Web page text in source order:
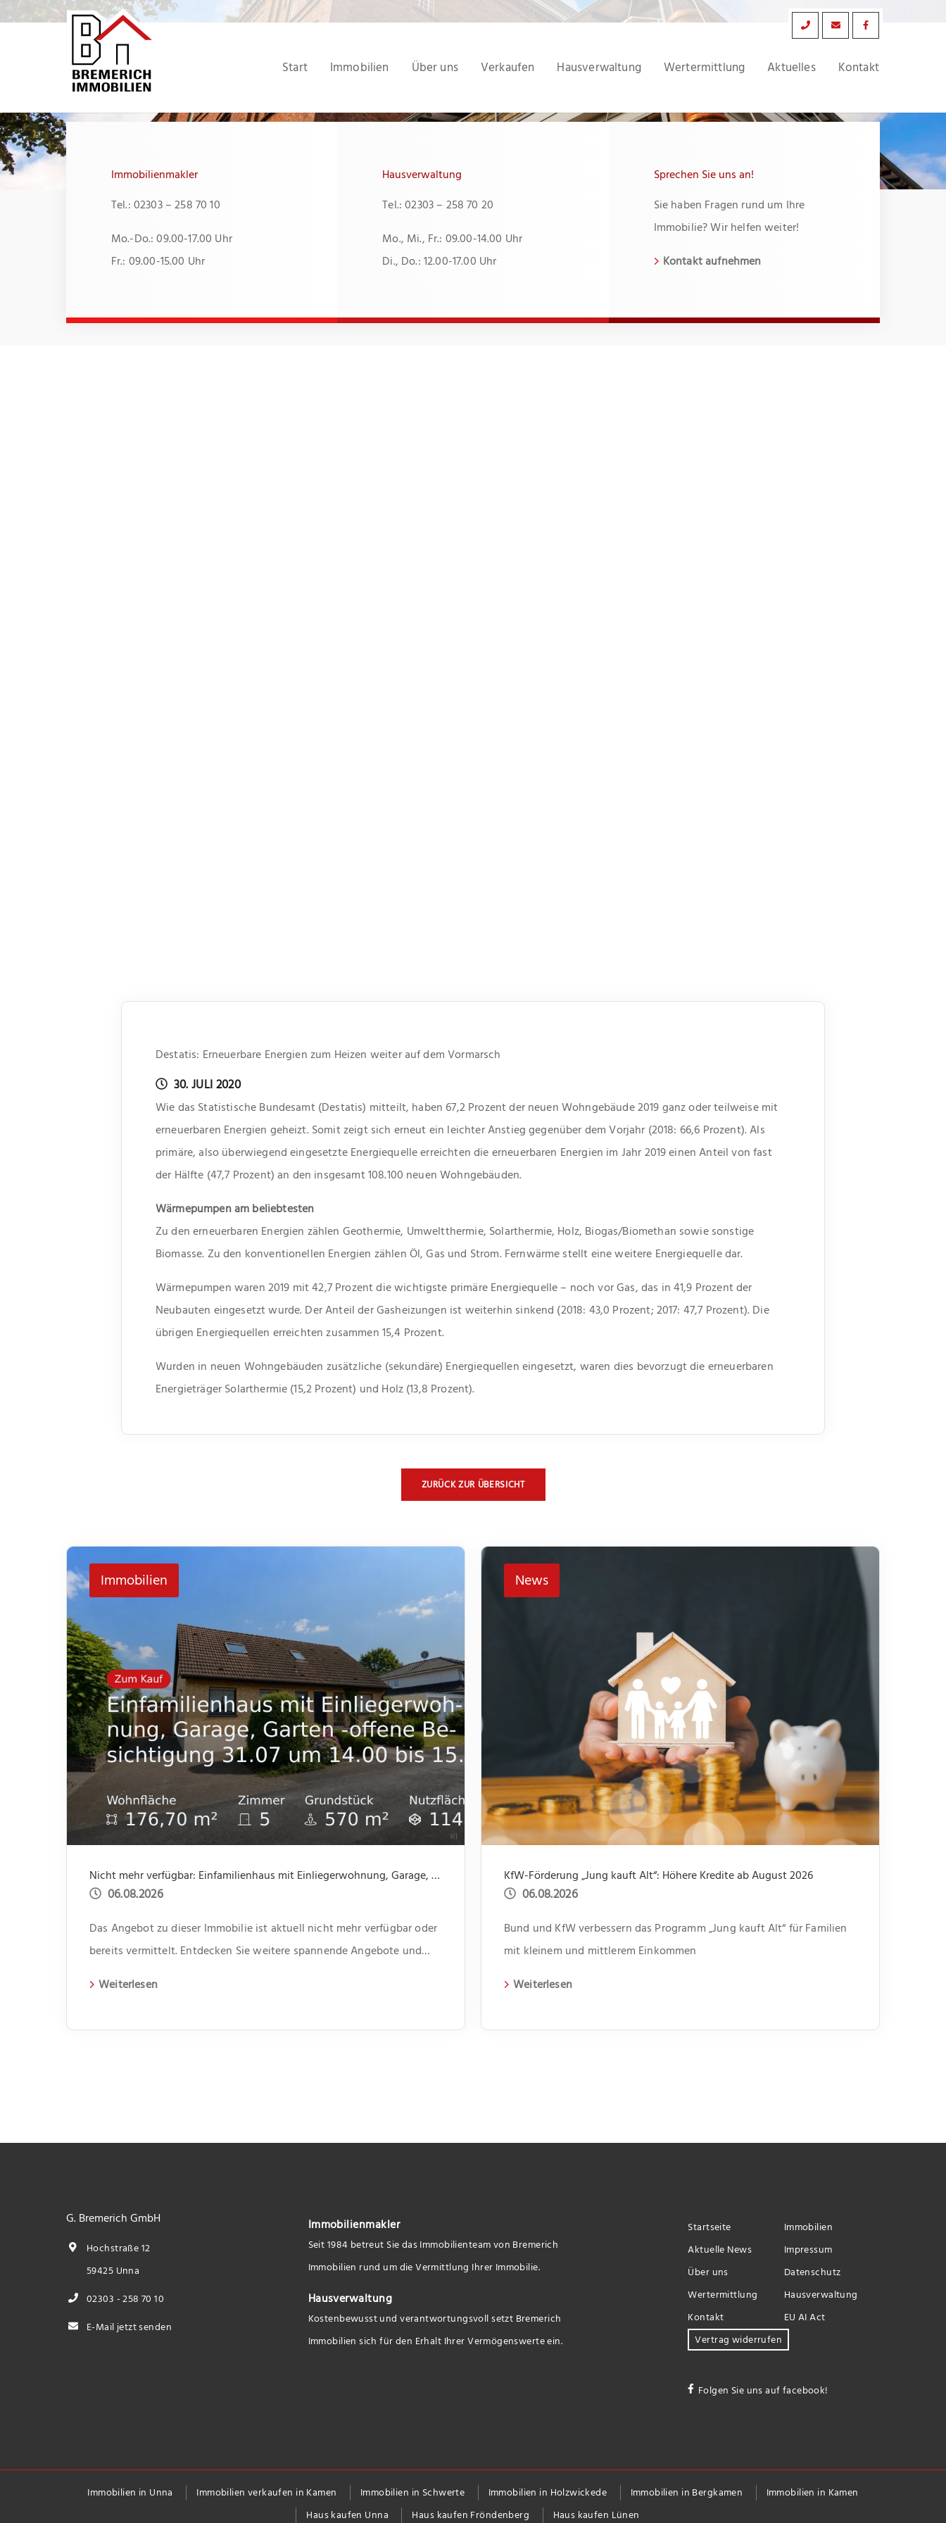
Zum
Start Immobilien Über uns Verkaufen Hausverwaltung Wertermittlung Aktuelles Kontakt
Immobilienmakler
Tel.: 02303 – 258 70 10
Mo.-Do.: 09.00-17.00 Uhr
Fr.: 09.00-15.00 Uhr
Hausverwaltung
Tel.: 02303 – 258 70 20
Mo., Mi., Fr.: 09.00-14.00 Uhr
Di., Do.: 12.00-17.00 Uhr
Sprechen Sie uns an!
Sie haben Fragen rund um Ihre
Immobilie? Wir helfen weiter!
Kontakt aufnehmen
Destatis: Erneuerbare Energien zum Heizen weiter auf dem Vormarsch
30. JULI 2020
Wie das Statistische Bundesamt (Destatis) mitteilt, haben 67,2 Prozent der neuen Wohngebäude 2019 ganz oder teilweise mit
erneuerbaren Energien geheizt. Somit zeigt sich erneut ein leichter Anstieg gegenüber dem Vorjahr (2018: 66,6 Prozent). Als
primäre, also überwiegend eingesetzte Energiequelle erreichten die erneuerbaren Energien im Jahr 2019 einen Anteil von fast
der Hälfte (47,7 Prozent) an den insgesamt 108.100 neuen Wohngebäuden.
Wärmepumpen am beliebtesten
Zu den erneuerbaren Energien zählen Geothermie, Umweltthermie, Solarthermie, Holz, Biogas/Biomethan sowie sonstige
Biomasse. Zu den konventionellen Energien zählen Öl, Gas und Strom. Fernwärme stellt eine weitere Energiequelle dar.
Wärmepumpen waren 2019 mit 42,7 Prozent die wichtigste primäre Energiequelle – noch vor Gas, das in 41,9 Prozent der
Neubauten eingesetzt wurde. Der Anteil der Gasheizungen ist weiterhin sinkend (2018: 43,0 Prozent; 2017: 47,7 Prozent). Die
übrigen Energiequellen erreichten zusammen 15,4 Prozent.
Wurden in neuen Wohngebäuden zusätzliche (sekundäre) Energiequellen eingesetzt, waren dies bevorzugt die erneuerbaren
Energieträger Solarthermie (15,2 Prozent) und Holz (13,8 Prozent).
ZURÜCK ZUR ÜBERSICHT
Immobilien
Nicht mehr verfügbar: Einfamilienhaus mit Einliegerwohnung, Garage, Garten -offene Besichtigung 31.07 um 14.00 bis 15.30
06.08.2026
Das Angebot zu dieser Immobilie ist aktuell nicht mehr verfügbar oder
bereits vermittelt. Entdecken Sie weitere spannende Angebote und
Weiterlesen
News
KfW-Förderung „Jung kauft Alt“: Höhere Kredite ab August 2026
06.08.2026
Bund und KfW verbessern das Programm „Jung kauft Alt“ für Familien
mit kleinem und mittlerem Einkommen
Weiterlesen
G. Bremerich GmbH
Hochstraße 12
59425 Unna
02303 - 258 70 10
E-Mail jetzt senden
Immobilienmakler
Seit 1984 betreut Sie das Immobilienteam von Bremerich
Immobilien rund um die Vermittlung Ihrer Immobilie.
Hausverwaltung
Kostenbewusst und verantwortungsvoll setzt Bremerich
Immobilien sich für den Erhalt Ihrer Vermögenswerte ein.
Startseite
Immobilien
Aktuelle News
Impressum
Über uns
Datenschutz
Wertermittlung
Hausverwaltung
Kontakt
EU AI Act
Vertrag widerrufen
Folgen Sie uns auf facebook!
Immobilien in Unna Immobilien verkaufen in Kamen Immobilien in Schwerte Immobilien in Holzwickede Immobilien in Bergkamen
Immobilien in Kamen
Haus kaufen Unna
Haus kaufen Fröndenberg Haus kaufen Lünen